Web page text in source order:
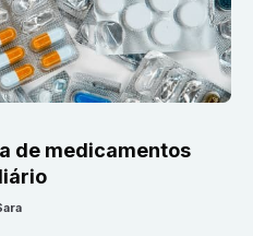
de medicamentos